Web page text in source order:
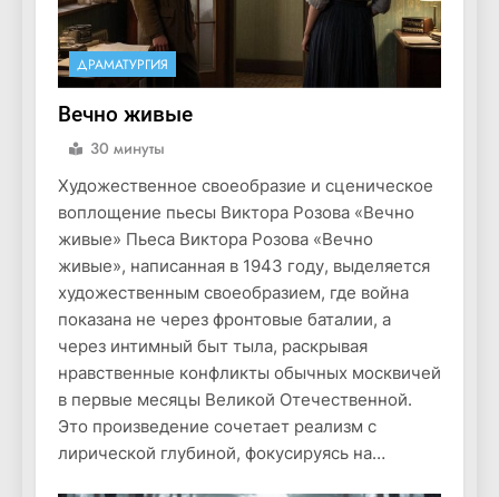
ДРАМАТУРГИЯ
Вечно живые
30 минуты
Художественное своеобразие и сценическое
воплощение пьесы Виктора Розова «Вечно
живые» Пьеса Виктора Розова «Вечно
живые», написанная в 1943 году, выделяется
художественным своеобразием, где война
показана не через фронтовые баталии, а
через интимный быт тыла, раскрывая
нравственные конфликты обычных москвичей
в первые месяцы Великой Отечественной.
Это произведение сочетает реализм с
лирической глубиной, фокусируясь на…